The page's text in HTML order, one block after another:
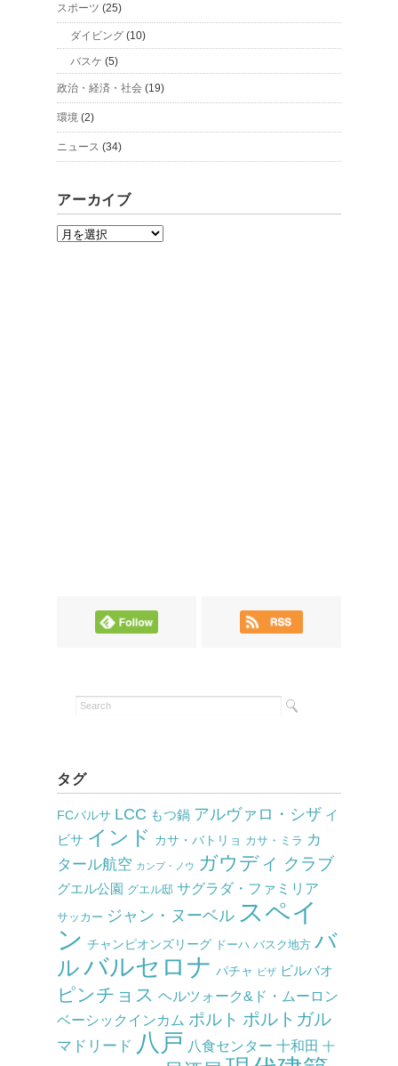
スポーツ (25)
ダイビング (10)
バスケ (5)
政治・経済・社会 (19)
環境 (2)
ニュース (34)
アーカイブ
ア
タグ
FCバルサ LCC もつ鍋 アルヴァロ・シザ イ
ビサ インド カサ・バトリョ カサ・ミラ カ
タール航空 カンプ・ノウ ガウディ クラブ
グエル公園 グエル邸 サグラダ・ファミリア
サッカー ジャン・ヌーベル スペイ
ン チャンピオンズリーグ ドーハ バスク地方 バ
ルバルセロナ パチャ ビザ ビルバオ
ピンチョス ヘルツォーク&ド・ムーロン
ベーシックインカム ポルト ポルトガル
マドリード 八戸 八食センター 十和田 十